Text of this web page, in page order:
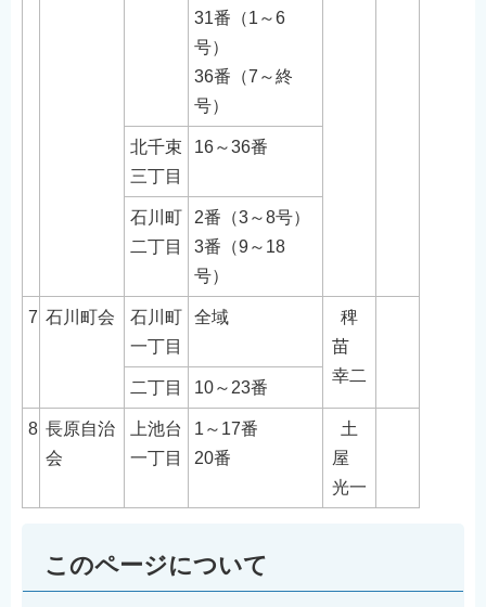
31番（1～6
号）
36番（7～終
号）
北千束
三丁目
16～36番
石川町
二丁目
2番（3～8号）
3番（9～18
号）
7 石川町会
石川町
一丁目
全域
稗
苗
幸二
二丁目 10～23番
8 長原自治
会
上池台
一丁目
1～17番
20番
土
屋
光一
このページについて